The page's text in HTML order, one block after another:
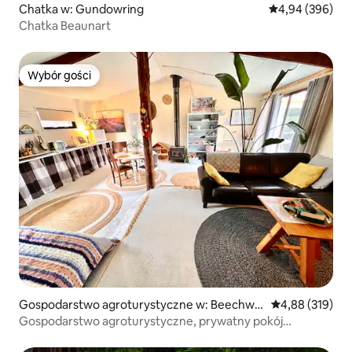
Chatka w: Gundowring Średnia
4,94 (396)
Chatka Beaunart
Wybór gości
Wybór gości
Gospodarstwo agroturystyczne w: Beechwo
rth
Średnia
4,88 (319)
Gospodarstwo agroturystyczne, prywatny pokój